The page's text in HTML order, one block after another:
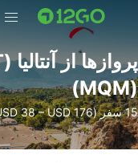
(MQM)
15 سفر (USD 38 – USD 176)